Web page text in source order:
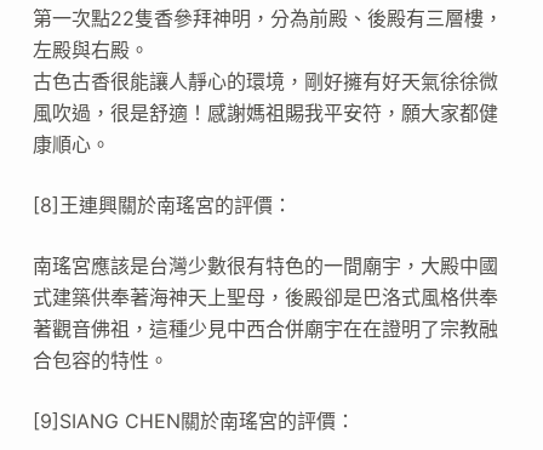
第一次點22隻香參拜神明，分為前殿、後殿有三層樓，
左殿與右殿。
古色古香很能讓人靜心的環境，剛好擁有好天氣徐徐微
風吹過，很是舒適！感謝媽祖賜我平安符，願大家都健
康順心。
[8]王連興關於南瑤宮的評價：
南瑤宮應該是台灣少數很有特色的一間廟宇，大殿中國
式建築供奉著海神天上聖母，後殿卻是巴洛式風格供奉
著觀音佛祖，這種少見中西合併廟宇在在證明了宗教融
合包容的特性。
[9]SIANG CHEN關於南瑤宮的評價：